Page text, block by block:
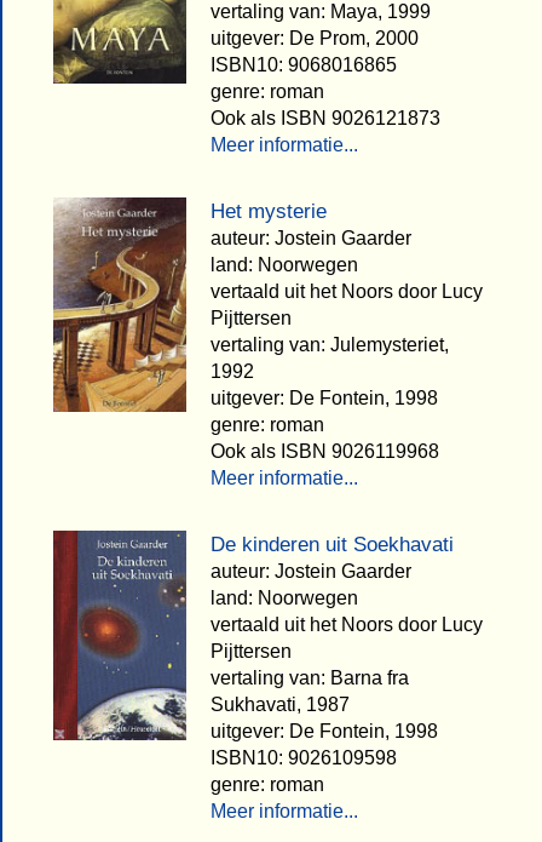
vertaling van: Maya, 1999
uitgever: De Prom, 2000
ISBN10: 9068016865
genre: roman
Ook als ISBN 9026121873
Meer informatie...
Het mysterie
auteur: Jostein Gaarder
land: Noorwegen
vertaald uit het Noors door Lucy
Pijttersen
vertaling van: Julemysteriet,
1992
uitgever: De Fontein, 1998
genre: roman
Ook als ISBN 9026119968
Meer informatie...
De kinderen uit Soekhavati
auteur: Jostein Gaarder
land: Noorwegen
vertaald uit het Noors door Lucy
Pijttersen
vertaling van: Barna fra
Sukhavati, 1987
uitgever: De Fontein, 1998
ISBN10: 9026109598
genre: roman
Meer informatie...